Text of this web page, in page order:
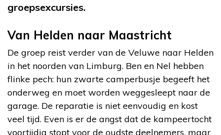
groepsexcursies.
Van Helden naar Maastricht
De groep reist verder van de Veluwe naar Helden
in het noorden van Limburg. Ben en Nel hebben
flinke pech: hun zwarte camperbusje begeeft het
onderweg en moet worden weggesleept naar de
garage. De reparatie is niet eenvoudig en kost
veel tijd. Even is er de angst dat de kampeertocht
voortijdig stopt voor de oudste deelnemers, maar